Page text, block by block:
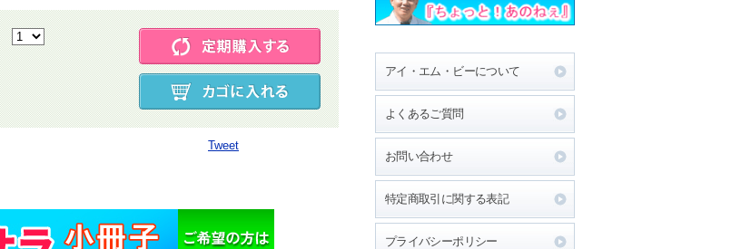
Tweet
アイ・エム・ビーについて
よくあるご質問
お問い合わせ
特定商取引に関する表記
プライバシーポリシー